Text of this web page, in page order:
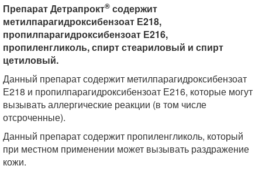
Препарат Детрапрокт® содержит
метилпарагидроксибензоат Е218,
пропилпарагидроксибензоат Е216,
пропиленгликоль, спирт стеариловый и спирт
цетиловый.
Данный препарат содержит метилпарагидроксибензоат
Е218 и пропилпарагидроксибензоат Е216, которые могут
вызывать аллергические реакции (в том числе
отсроченные).
Данный препарат содержит пропиленгликоль, который
при местном применении может вызывать раздражение
кожи.